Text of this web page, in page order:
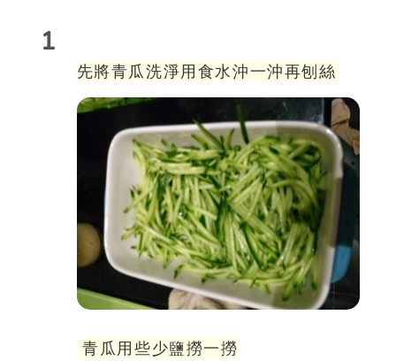
1
先將青瓜洗淨用食水沖一沖再刨絲
青瓜用些少鹽撈一撈